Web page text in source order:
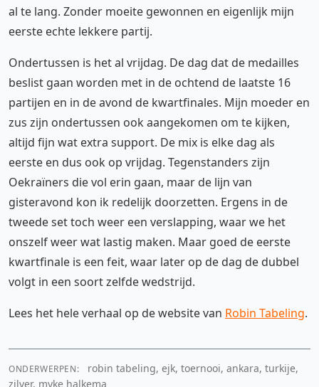
al te lang. Zonder moeite gewonnen en eigenlijk mijn
eerste echte lekkere partij.
Ondertussen is het al vrijdag. De dag dat de medailles
beslist gaan worden met in de ochtend de laatste 16
partijen en in de avond de kwartfinales. Mijn moeder en
zus zijn ondertussen ook aangekomen om te kijken,
altijd fijn wat extra support. De mix is elke dag als
eerste en dus ook op vrijdag. Tegenstanders zijn
Oekraïners die vol erin gaan, maar de lijn van
gisteravond kon ik redelijk doorzetten. Ergens in de
tweede set toch weer een verslapping, waar we het
onszelf weer wat lastig maken. Maar goed de eerste
kwartfinale is een feit, waar later op de dag de dubbel
volgt in een soort zelfde wedstrijd.
Lees het hele verhaal op de website van Robin Tabeling.
ONDERWERPEN:
robin tabeling, ejk, toernooi, ankara, turkije,
zilver, myke halkema